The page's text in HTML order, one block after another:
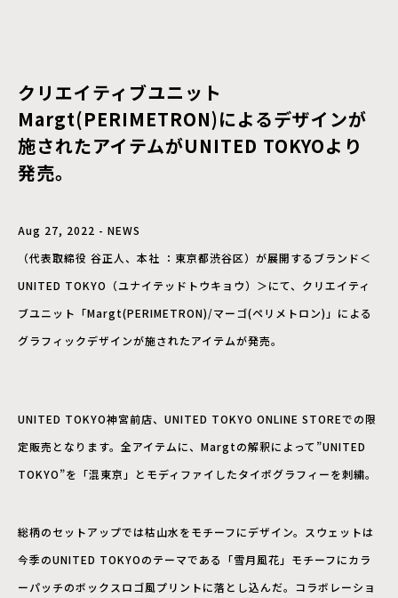
クリエイティブユニット
Margt(PERIMETRON)によるデザインが
施されたアイテムがUNITED TOKYOより
発売。
Aug 27, 2022 - NEWS
（代表取締役 谷正人、本社 ：東京都渋谷区）が展開するブランド＜
UNITED TOKYO（ユナイテッドトウキョウ）＞にて、クリエイティ
ブユニット「Margt(PERIMETRON)/マーゴ(ペリメトロン)」による
グラフィックデザインが施されたアイテムが発売。
UNITED TOKYO神宮前店、UNITED TOKYO ONLINE STOREでの限
定販売となります。全アイテムに、Margtの解釈によって”UNITED
TOKYO”を「混東京」とモディファイしたタイポグラフィーを刺繍。
総柄のセットアップでは枯山水をモチーフにデザイン。スウェットは
今季のUNITED TOKYOのテーマである「雪月風花」モチーフにカラ
ーパッチのボックスロゴ風プリントに落とし込んだ。コラボレーショ